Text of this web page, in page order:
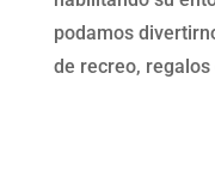
podamos
de recreo,